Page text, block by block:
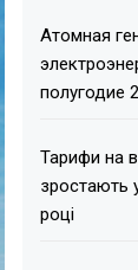
Атомная
полугодие
Тарифи на
зростають
році